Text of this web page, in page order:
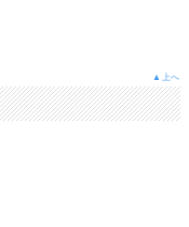
▲上へ